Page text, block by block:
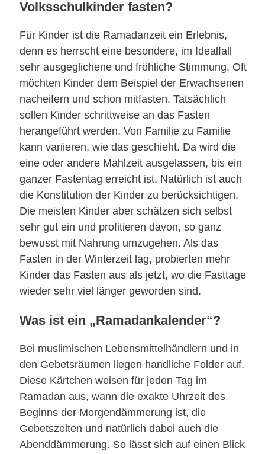
Volksschulkinder fasten?
Für Kinder ist die Ramadanzeit ein Erlebnis,
denn es herrscht eine besondere, im Idealfall
sehr ausgeglichene und fröhliche Stimmung. Oft
möchten Kinder dem Beispiel der Erwachsenen
nacheifern und schon mitfasten. Tatsächlich
sollen Kinder schrittweise an das Fasten
herangeführt werden. Von Familie zu Familie
kann variieren, wie das geschieht. Da wird die
eine oder andere Mahlzeit ausgelassen, bis ein
ganzer Fastentag erreicht ist. Natürlich ist auch
die Konstitution der Kinder zu berücksichtigen.
Die meisten Kinder aber schätzen sich selbst
sehr gut ein und profitieren davon, so ganz
bewusst mit Nahrung umzugehen. Als das
Fasten in der Winterzeit lag, probierten mehr
Kinder das Fasten aus als jetzt, wo die Fasttage
wieder sehr viel länger geworden sind.
Was ist ein „Ramadankalender“?
Bei muslimischen Lebensmittelhändlern und in
den Gebetsräumen liegen handliche Folder auf.
Diese Kärtchen weisen für jeden Tag im
Ramadan aus, wann die exakte Uhrzeit des
Beginns der Morgendämmerung ist, die
Gebetszeiten und natürlich dabei auch die
Abenddämmerung. So lässt sich auf einen Blick